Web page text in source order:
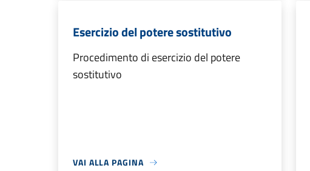
Esercizio del potere sostitutivo
Procedimento di esercizio del potere
sostitutivo
VAI ALLA PAGINA